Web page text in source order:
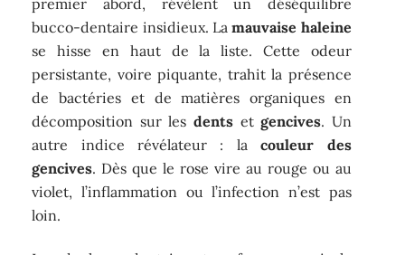
bucco-dentaire insidieux. Lamauvaise haleine
se hisse en haut de la liste. Cette odeur
persistante, voire piquante, trahit la présence
de bactéries et de matières organiques en
décomposition sur les dents etgencives. Un
autre indice révélateur : lacouleur des
gencives. Dès que le rose vire au rouge ou au
violet, l’inflammation ou l’infection n’est pas
loin.